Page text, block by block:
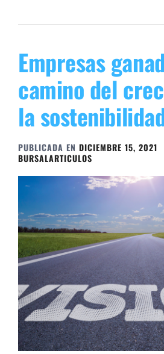
Empresas
camino del
la
PUBLICADA EN DICIEMBRE 15, 2021
BURSALARTICULOS